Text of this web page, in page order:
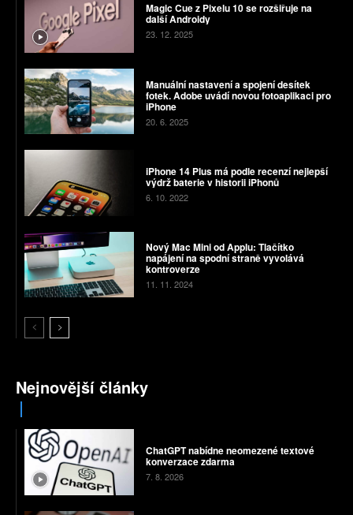
Magic Cue z Pixelu 10 se rozšiřuje na
další Androidy
23. 12. 2025
Manuální nastavení a spojení desítek
fotek. Adobe uvádí novou fotoaplikaci pro
iPhone
20. 6. 2025
iPhone 14 Plus má podle recenzí nejlepší
výdrž baterie v historii iPhonů
6. 10. 2022
Nový Mac Mini od Applu: Tlačítko
napájení na spodní straně vyvolává
kontroverze
11. 11. 2024
Nejnovější články
ChatGPT nabídne neomezené textové
konverzace zdarma
7. 8. 2026